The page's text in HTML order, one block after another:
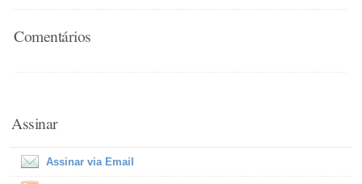
Comentários
Assinar
Assinar via Email